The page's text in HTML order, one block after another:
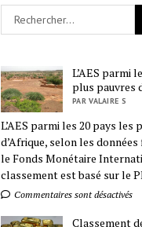
L’AES parmi
plus pauvres
PAR VALAIRE S
L’AES parmi les 20 pays les
d’Afrique, selon les
le Fonds Monétaire
classement est basé sur le
Commentaires sont désactivés
Classement